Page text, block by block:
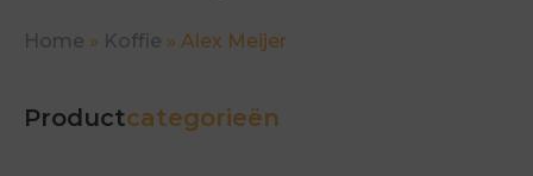
Home » Koffie » Alex Meijer
Productcategorieën